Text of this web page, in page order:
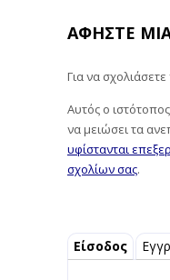
ΑΦΉΣΤΕ
Για να
Αυτός ο
να μειώσει τα
υφίστανται
σχολίων σας.
Είσοδος